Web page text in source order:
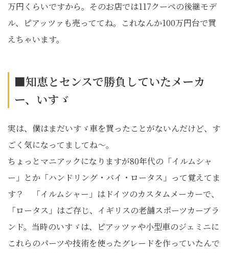
万円くらいですから。そのお店では117クーペの後継モデ
ル、ピアッツァも売っててね。これなんか100万円台で買
えちゃいます。
■知恵とセンスで勝負していたメーカ
ー、いすゞ
実は、僕はまだいすゞ車を買ったことがないんだけど、す
ごく気になってましてね～。
ちょっとマニアックになりますが80年代の「イルムシャ
ー」とか「ハンドリング・バイ・ロータス」って覚えてま
す？ 「イルムシャー」はドイツのカスタムメーカーで、
「ロータス」はご存じ、イギリスの老舗スポーツカーブラ
ンド。当時のいすゞは、ピアッツァや小型車のジェミニに
これらのパーツや技術を使ったグレードを作っていたんで